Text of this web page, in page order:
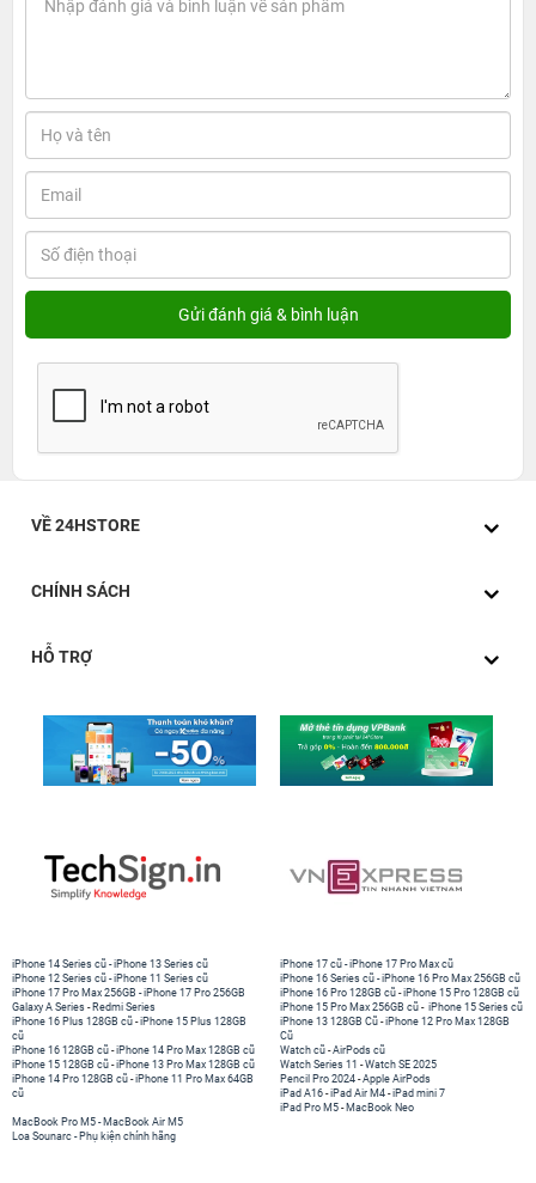
VỀ 24HSTORE
CHÍNH SÁCH
HỖ TRỢ
iPhone 14 Series cũ -iPhone 13 Series cũ
iPhone 12 Series cũ -iPhone 11 Series cũ
iPhone 17 Pro Max 256GB -iPhone 17 Pro 256GB
Galaxy A Series - Redmi Series
iPhone 17 cũ -iPhone 17 Pro Max cũ
iPhone 16 Series cũ - iPhone 16 Pro Max 256GB cũ
iPhone 16 Pro 128GB cũ -iPhone 15 Pro 128GB cũ
iPhone 15 Pro Max 256GB cũ - iPhone 15 Series cũ
iPhone 16 Plus 128GB cũ -iPhone 15 Plus 128GB
cũ
iPhone 16 128GB cũ -iPhone 14 Pro Max 128GB cũ
iPhone 15 128GB cũ -iPhone 13 Pro Max 128GB cũ
iPhone 14 Pro 128GB cũ -iPhone 11 Pro Max 64GB
cũ
iPhone 13 128GB Cũ -iPhone 12 Pro Max 128GB
Cũ
Watch cũ -AirPods cũ
Watch Series 11 -Watch SE 2025
Pencil Pro 2024 -Apple AirPods
iPad A16 -iPad Air M4 -iPad mini 7
iPad Pro M5 - MacBook Neo
MacBook Pro M5 - MacBook Air M5
Loa Sounarc - Phụ kiện chính hãng